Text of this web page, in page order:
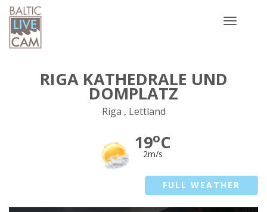
Toggle
RIGA KATHEDRALE UND
DOMPLATZ
Riga , Lettland
19oC
2m/s
FULL WEATHER